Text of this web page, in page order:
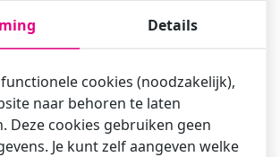
het e-mailadres in waarmee je
correspondeert
Details
cookies (noodzakelijk),
naar behoren te laten
Deze cookies gebruiken geen
Je kunt zelf aangeven welke